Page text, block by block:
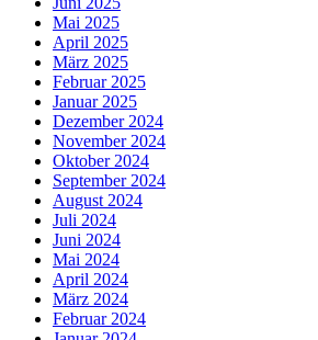
Mai 2025
April 2025
März 2025
Februar 2025
Januar 2025
Dezember 2024
November 2024
Oktober 2024
September 2024
August 2024
Juli 2024
Juni 2024
Mai 2024
April 2024
März 2024
Februar 2024